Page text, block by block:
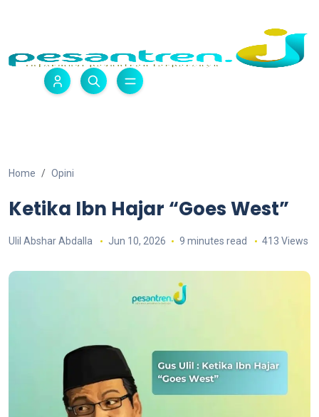
Home Opini
Ketika Ibn Hajar “Goes West”
Ulil Abshar Abdalla Jun 10, 2026 9 minutes read 413 Views